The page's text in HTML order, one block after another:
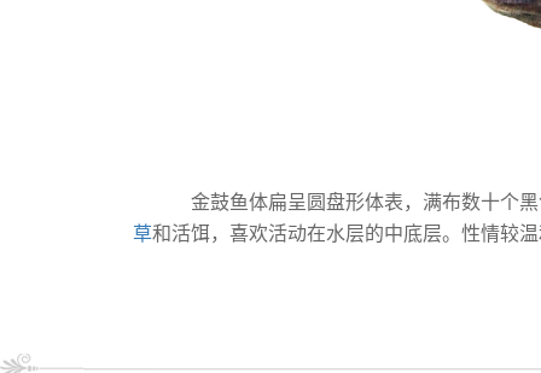
金鼓鱼体扁呈圆盘形体表，满布数十个
草和活饵，喜欢活动在水层的中底层。性情较